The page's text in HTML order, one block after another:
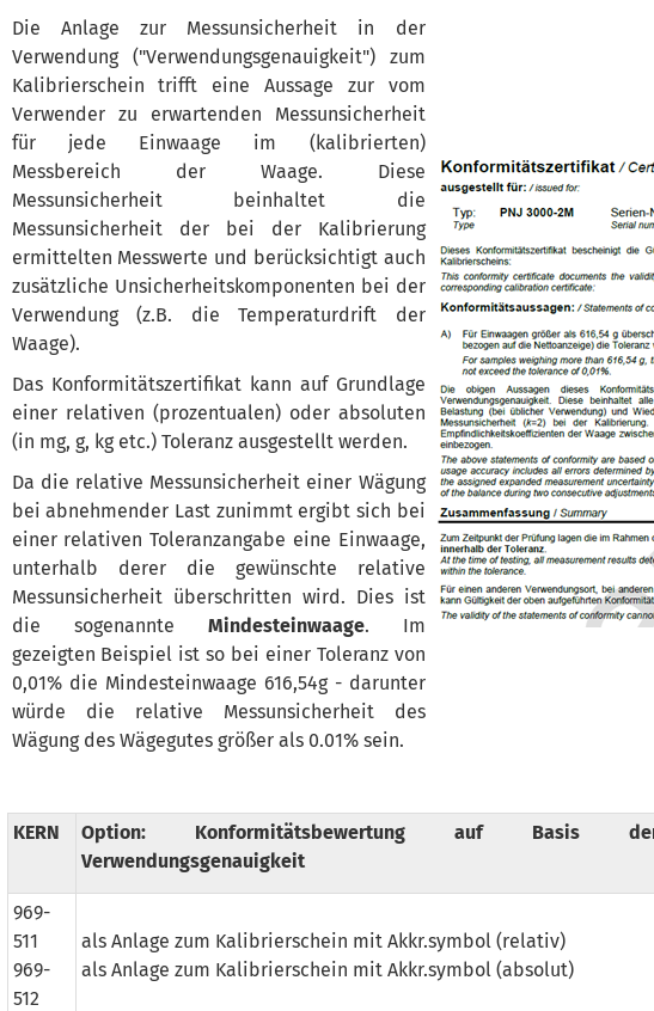
Die Anlage zur Messunsicherheit in der
Verwendung ("Verwendungsgenauigkeit") zum
Kalibrierschein trifft eine Aussage zur vom
Verwender zu erwartenden Messunsicherheit
für jede Einwaage im (kalibrierten)
Messbereich der Waage. Diese
Messunsicherheit beinhaltet die
Messunsicherheit der bei der Kalibrierung
ermittelten Messwerte und berücksichtigt auch
zusätzliche Unsicherheitskomponenten bei der
Verwendung (z.B. die Temperaturdrift der
Waage).
Das Konformitätszertifikat kann auf Grundlage
einer relativen (prozentualen) oder absoluten
(in mg, g, kg etc.) Toleranz ausgestellt werden.
Da die relative Messunsicherheit einer Wägung
bei abnehmender Last zunimmt ergibt sich bei
einer relativen Toleranzangabe eine Einwaage,
unterhalb derer die gewünschte relative
Messunsicherheit überschritten wird. Dies ist
die sogenannte Mindesteinwaage. Im
gezeigten Beispiel ist so bei einer Toleranz von
0,01% die Mindesteinwaage 616,54g - darunter
würde die relative Messunsicherheit des
Wägung des Wägegutes größer als 0.01% sein.
KERN
Option: Konformitätsbewertung auf Basis
Verwendungsgenauigkeit
969-
511
969-
512
als Anlage zum Kalibrierschein mit Akkr.symbol (relativ)
als Anlage zum Kalibrierschein mit Akkr.symbol (absolut)